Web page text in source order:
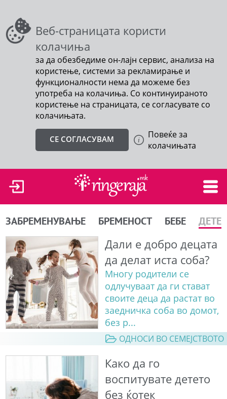
Веб-страницата користи
колачиња
за да обезбедиме он-лајн сервис, анализа на
користење, системи за рекламирање и
функционалности нема да можеме без
употреба на колачиња. Со континуираното
користење на страницата, се согласувате со
колачињата.
СЕ СОГЛАСУВАМ
Повеќе за
колачињата
ЗАБРЕМЕНУВАЊЕ БРЕМЕНОСТ БЕБЕ ДЕТЕ
Дали е добро децата
да делат иста соба?
Многу родители се
одлучуваат да ги стават
своите деца да растат во
заедничка соба во домот,
без р...
ОДНОСИ ВО СЕМЕЈСТВОТО
Како да го
воспитувате детето
без ќотек